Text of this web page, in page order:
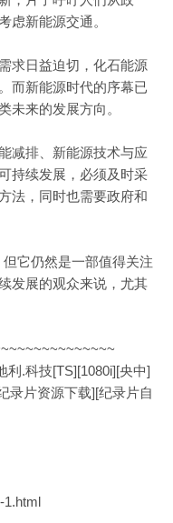
虑新能源交通。
求日益迫切，化石能源
而新能源时代的序幕已
未来的发展方向。
减排、新能源技术与应
持续发展，必须及时采
法，同时也需要政府和
它仍然是一部值得关注
发展的观众来说，尤其
利.科技[TS][1080i][央中]
录片资源下载][纪录片自
1.html